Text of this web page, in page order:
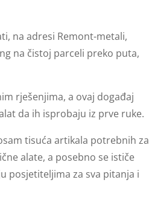
na adresi Remont-metali,
na čistoj parceli preko puta,
rješenjima, a ovaj događaj
da ih isprobaju iz prve ruke.
tisuća artikala potrebnih za
alate, a posebno se ističe
posjetiteljima za sva pitanja i